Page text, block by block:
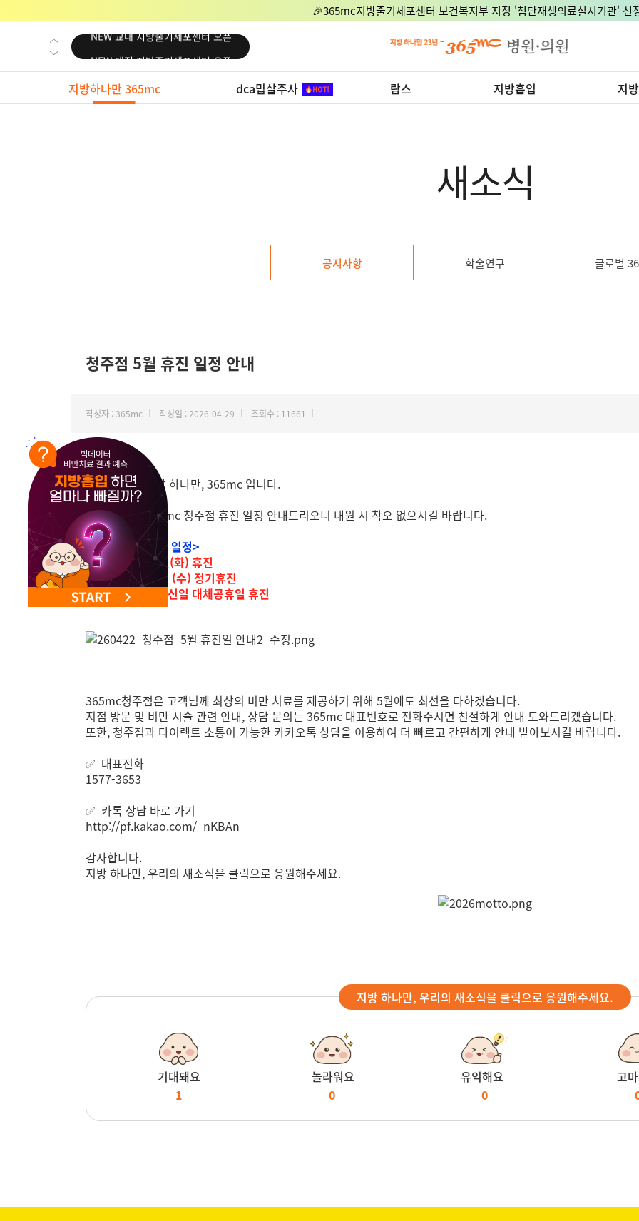
🎉365mc지방줄기세포센터 보건복지부 지정 '첨단재생의료실시기관' 선
NEW 교대 지방줄기세포센터 오픈
NEW 대전 지방줄기세포센터 오픈
NEW 노원 지방줄기세포센터 오픈
NEW 미국 LA점 오픈
지방하나만 365mc dca밉살주사 람스 지방흡입 지
새소식
공지사항 학술연구 글로벌
청주점 5월 휴진 일정 안내
작성자 : 365mc 작성일 : 2026-04-29 조회수 : 11661
안녕하세요. 지방 하나만, 365mc 입니다.
2026년 5월 365mc 청주점 휴진 일정 안내드리오니 내원 시 착오 없으시길 바랍니다.
<청주점 5월 휴진 일정>
-5월 1일(금)~5일(화) 휴진
-13일/20일/27일 (수) 정기휴진
-25일(월) 석가탄신일 대체공휴일 휴진
365mc청주점은 고객님께 최상의 비만 치료를 제공하기 위해 5월에도 최선을 다하겠습니다.
지점 방문 및 비만 시술 관련 안내, 상담 문의는 365mc 대표번호로 전화주시면 친절하게 안내 도와드리겠습니다.
또한, 청주점과 다이렉트 소통이 가능한 카카오톡 상담을 이용하여 더 빠르고 간편하게 안내 받아보시길 바랍니다.
✅ 대표전화
1577-3653
✅ 카톡 상담 바로 가기
http://pf.kakao.com/_nKBAn
감사합니다.
지방 하나만, 우리의 새소식을 클릭으로 응원해주세요.
지방 하나만, 우리의 새소식을 클릭으로 응원해주세요.
기대돼요
1
놀라워요
0
유익해요
0
고